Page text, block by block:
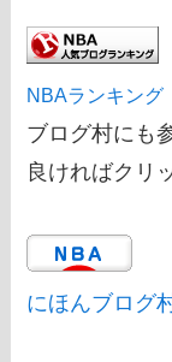
NBAランキング
ブログ村にも
良ければクリ
にほんブログ